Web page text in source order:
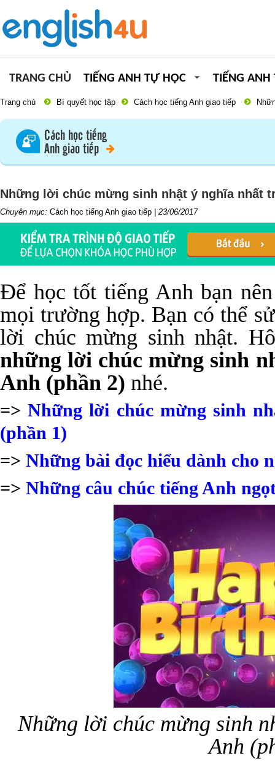
TRANG CHỦ TIẾNG ANH TỰ HỌC TIẾNG ANH
Trang chủ Bí quyết học tập Cách học tiếng Anh giao tiếp
Cách học tiếng
Anh giao tiếp
Những lời chúc mừng sinh nhật ý nghĩa nhất
Chuyên mục: Cách học tiếng Anh giao tiếp 23/06/2017
Để học tốt tiếng Anh bạn
mọi trường hợp. Bạn có thể
lời chúc mừng sinh nhật.
những lời chúc mừng sinh
Anh (phần 2) nhé.
=>Những lời chúc mừng sinh
(phần 1)
=> Những bài đọc hiểu dành cho
=> Những câu chúc tiếng Anh
Những lời chúc mừng sinh
Anh